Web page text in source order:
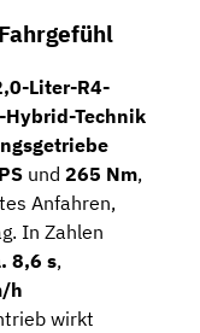
Liter-R4-
Technik
und 265 Nm,
Anfahren,
In Zahlen
8,6 s,
h
wirkt